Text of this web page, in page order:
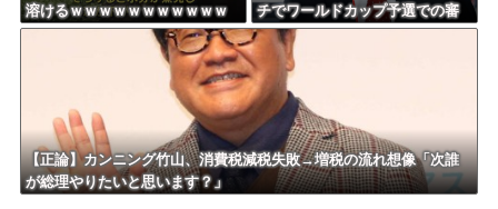
溶けるｗｗｗｗｗｗｗｗｗｗｗ
ｗｗｗ
チでワールドカップ予選での審
判への性接待がバレ大炎上大騒
ぎにｗｗｗｗｗｗｗｗ
【正論】カンニング竹山、消費税減税失敗→増税の流れ想像「次誰
が総理やりたいと思います？」